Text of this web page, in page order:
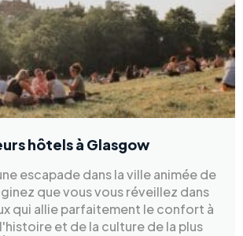
hôtels à Glasgow
escapade dans la ville animée de
que vous vous réveillez dans
qui allie parfaitement le confort à
et de la culture de la plus